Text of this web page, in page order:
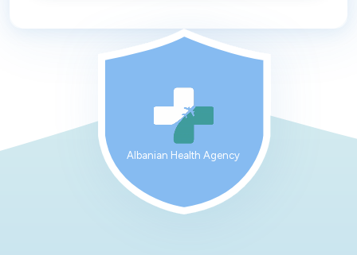
Albanian Health Agency